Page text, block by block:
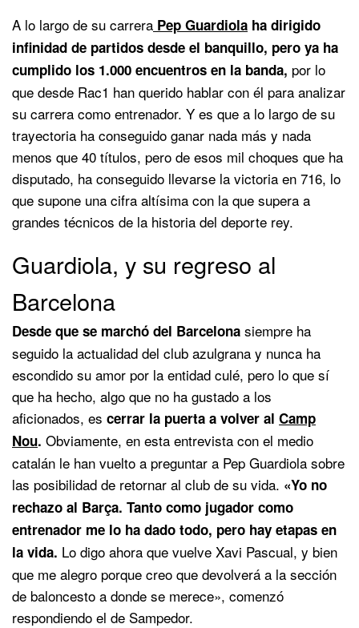
A lo largo de su carrera Pep Guardiola ha dirigido
infinidad de partidos desde el banquillo, pero ya ha
cumplido los 1.000 encuentros en la banda, por lo
que desde Rac1 han querido hablar con él para analizar
su carrera como entrenador. Y es que a lo largo de su
trayectoria ha conseguido ganar nada más y nada
menos que 40 títulos, pero de esos mil choques que ha
disputado, ha conseguido llevarse la victoria en 716, lo
que supone una cifra altísima con la que supera a
grandes técnicos de la historia del deporte rey.
Guardiola, y su regreso al
Barcelona
Desde que se marchó del Barcelona siempre ha
seguido la actualidad del club azulgrana y nunca ha
escondido su amor por la entidad culé, pero lo que sí
que ha hecho, algo que no ha gustado a los
aficionados, es cerrar la puerta a volver al Camp
Nou. Obviamente, en esta entrevista con el medio
catalán le han vuelto a preguntar a Pep Guardiola sobre
las posibilidad de retornar al club de su vida. «Yo no
rechazo al Barça. Tanto como jugador como
entrenador me lo ha dado todo, pero hay etapas en
la vida. Lo digo ahora que vuelve Xavi Pascual, y bien
que me alegro porque creo que devolverá a la sección
de baloncesto a donde se merece», comenzó
respondiendo el de Sampedor.